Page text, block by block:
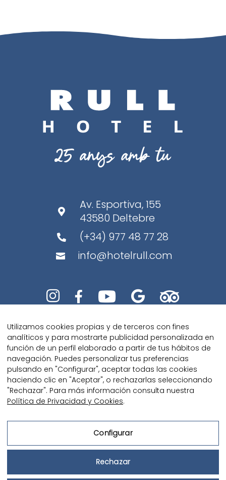

Av. Esportiva, 155
43580 Deltebre
 (+34) 977 48 77 28
 info@hotelrull.com
    
Diseñado con amor porKaipi
Marketing
Utilizamos cookies propias y de terceros con fines
analíticos y para mostrarte publicidad personalizada en
función de un perfil elaborado a partir de tus hábitos de
navegación. Puedes personalizar tus preferencias
pulsando en "Configurar", aceptar todas las cookies
haciendo clic en "Aceptar", o rechazarlas seleccionando
"Rechazar". Para más información consulta nuestra
Política de Privacidad y Cookies.
Configurar
Rechazar
Política de Privacidad y Cookies